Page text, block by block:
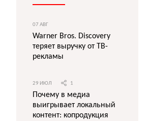
07 АВГ
Warner Bros. Discovery
теряет выручку от ТВ-
рекламы
29 ИЮЛ 1
Почему в медиа
выигрывает локальный
контент: копродукция